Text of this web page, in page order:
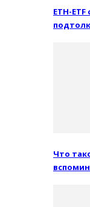
ETH-
Что